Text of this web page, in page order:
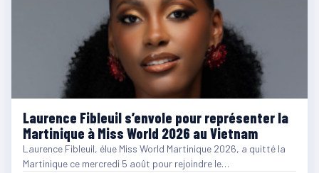
Laurence Fibleuil s’envole pour représenter la
Martinique à Miss World 2026 au Vietnam
Laurence Fibleuil, élue Miss World Martinique 2026, a quitté la
Martinique ce mercredi 5 août pour rejoindre le…